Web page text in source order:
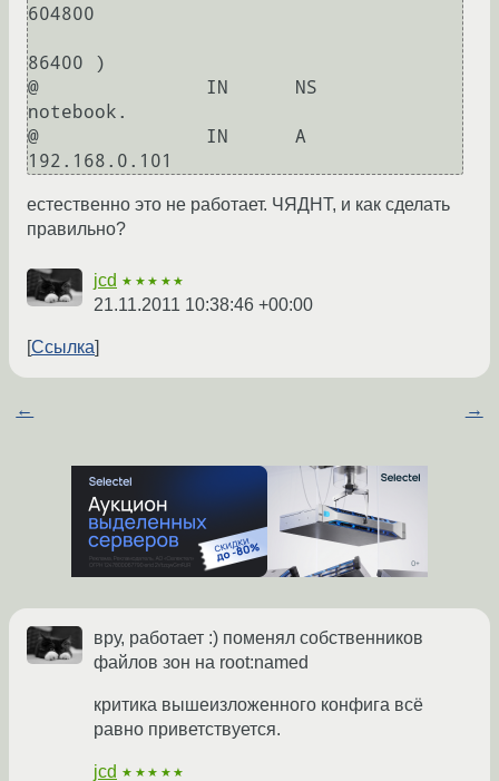
604800
86400 )
@               IN      NS
notebook.
@               IN      A
естественно это не работает. ЧЯДНТ, и как сделать
правильно?
jcd ★★★★★
21.11.2011 10:38:46 +00:00
Ссылка
← →
вру, работает :) поменял собственников
файлов зон на root:named
критика вышеизложенного конфига всё
равно приветствуется.
jcd ★★★★★